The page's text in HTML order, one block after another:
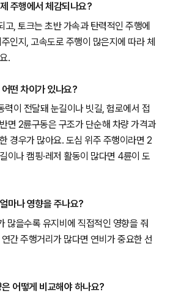
주행에서 체감되나요?
고, 토크는 초반 가속과 탄력적인 주행에
인지, 고속도로 주행이 많은지에 따라 체
.
떤 차이가 있나요?
이 전달돼 눈길이나 빗길, 험로에서 접
면 2륜구동은 구조가 단순해 차량 가격과
경우가 많아요. 도심 위주 주행이라면 2
이나 캠핑·레저 활동이 많다면 4륜이 도
마나 영향을 주나요?
많을수록 유지비에 직접적인 영향을 줘
간 주행거리가 많다면 연비가 중요한 선
어떻게 비교해야 하나요?